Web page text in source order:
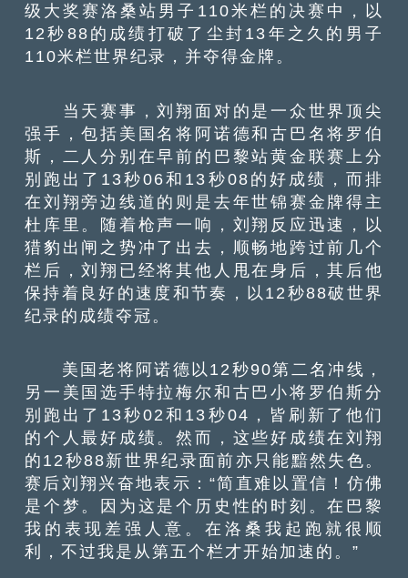
级大奖赛洛桑站男子110米栏的决赛中，以
12秒88的成绩打破了尘封13年之久的男子
110米栏世界纪录，并夺得金牌。
当天赛事，刘翔面对的是一众世界顶尖
强手，包括美国名将阿诺德和古巴名将罗伯
斯，二人分别在早前的巴黎站黄金联赛上分
别跑出了13秒06和13秒08的好成绩，而排
在刘翔旁边线道的则是去年世锦赛金牌得主
杜库里。随着枪声一响，刘翔反应迅速，以
猎豹出闸之势冲了出去，顺畅地跨过前几个
栏后，刘翔已经将其他人甩在身后，其后他
保持着良好的速度和节奏，以12秒88破世界
纪录的成绩夺冠。
美国老将阿诺德以12秒90第二名冲线，
另一美国选手特拉梅尔和古巴小将罗伯斯分
别跑出了13秒02和13秒04，皆刷新了他们
的个人最好成绩。然而，这些好成绩在刘翔
的12秒88新世界纪录面前亦只能黯然失色。
赛后刘翔兴奋地表示：“简直难以置信！仿佛
是个梦。因为这是个历史性的时刻。在巴黎
我的表现差强人意。在洛桑我起跑就很顺
利，不过我是从第五个栏才开始加速的。”